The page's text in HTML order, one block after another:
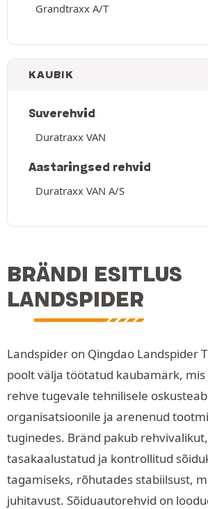
Grandtraxx A/T
KAUBIK
Suverehvid
Duratraxx VAN
Aastaringsed rehvid
Duratraxx VAN A/S
BRÄNDI ESITLUS
LANDSPIDER
Landspider on Qingdao Landspider
poolt välja töötatud kaubamärk,
rehve tugevale tehnilisele
organisatsioonile ja arenenud
tuginedes. Bränd pakub
tasakaalustatud ja kontrollitud
tagamiseks, rõhutades stabiilsust,
juhitavust. Sõiduautorehvid on